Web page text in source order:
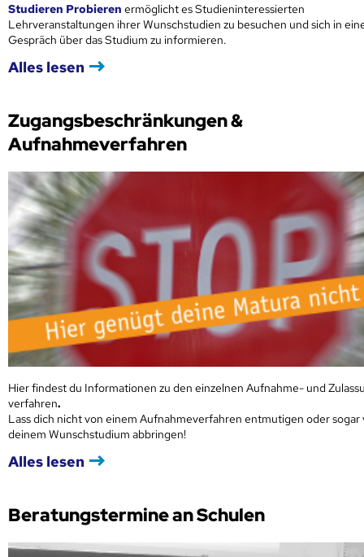
Studieren Probieren ermöglicht es Studieninteressierten
Lehrveranstaltungen ihrer Wunschstudien zu besuchen und sich in
Gespräch über das Studium zu informieren.
Alles lesen
Zugangsbeschränkungen &
Aufnahmeverfahren
Hier findest du Informationen zu den einzelnen Aufnahme- und
verfahren.
Lass dich nicht von einem Aufnahmeverfahren entmutigen oder sogar
deinem Wunschstudium abbringen!
Alles lesen
Beratungstermine an Schulen